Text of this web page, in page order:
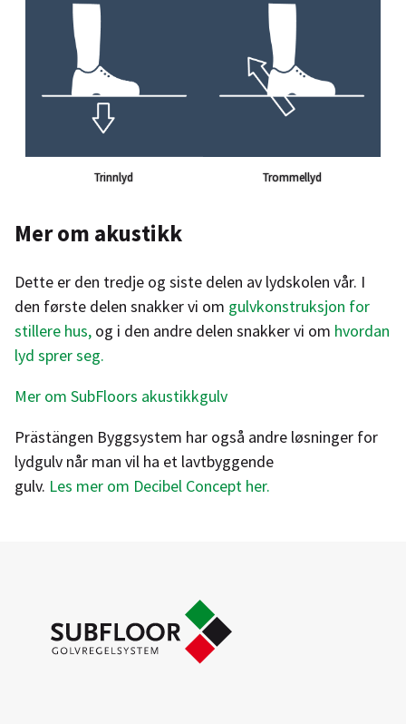
Trinnlyd Trommellyd
Mer om akustikk
Dette er den tredje og siste delen av lydskolen vår. I
den første delen snakker vi om gulvkonstruksjon for
stillere hus,og i den andre delen snakker vi om hvordan
lyd sprer seg.
Mer om SubFloors akustikkgulv
Prästängen Byggsystem har også andre løsninger for
lydgulv når man vil ha et lavtbyggende
gulv. Les mer om Decibel Concept her.